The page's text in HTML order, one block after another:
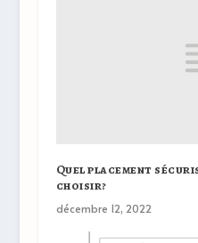
Quel placement
choisir?
décembre 12, 2022